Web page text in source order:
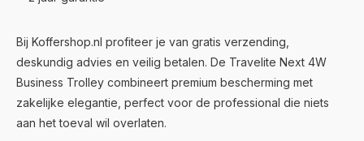
Bij Koffershop.nl profiteer je van gratis verzending,
deskundig advies en veilig betalen. De Travelite Next 4W
Business Trolley combineert premium bescherming met
zakelijke elegantie, perfect voor de professional die niets
aan het toeval wil overlaten.